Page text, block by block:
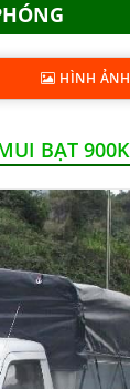
HÌNH ẢNH
BẠT